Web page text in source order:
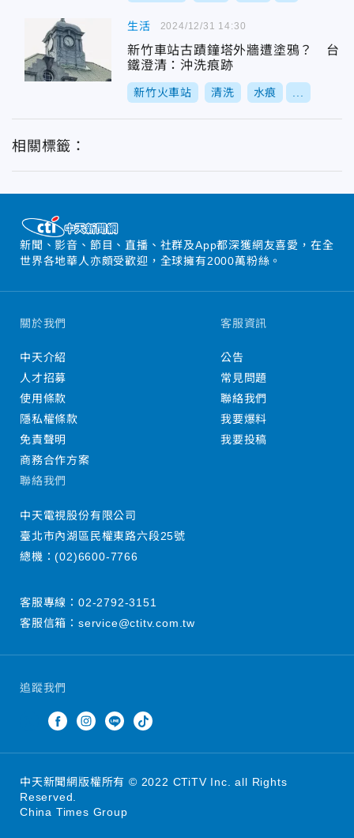
生活
新竹車站古蹟鐘塔外牆遭塗鴉？ 台
鐵澄清：沖洗痕跡
新竹火車站 清洗 水痕
2024/12/31 14:30
相關標籤：
新聞、影音、節目、直播、社群及App都深獲網友喜愛，在全
世界各地華人亦頗受歡迎，全球擁有2000萬粉絲。
追蹤我們
關於我們
中天介紹
人才招募
使用條款
隱私權條款
免責聲明
商務合作方案
客服資訊
公告
常見問題
聯絡我們
我要爆料
我要投稿
聯絡我們
中天電視股份有限公司
臺北市內湖區民權東路六段25號
總機：(02)6600-7766
客服專線： 02-2792-3151
客服信箱： service@ctitv.com.tw
中天新聞網版權所有 © 2022 CTiTV Inc. all Rights
Reserved.
China Times Group